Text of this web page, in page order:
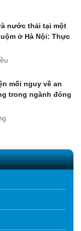
nước thải tại một
ở Hà Nội: Thực
mối nguy về an
trong ngành đóng